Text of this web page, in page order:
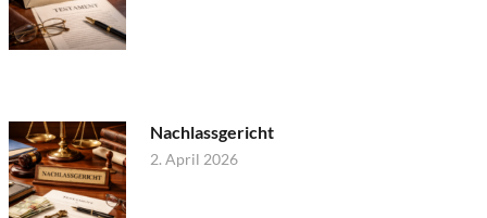
Nachlassgericht
2. April 2026